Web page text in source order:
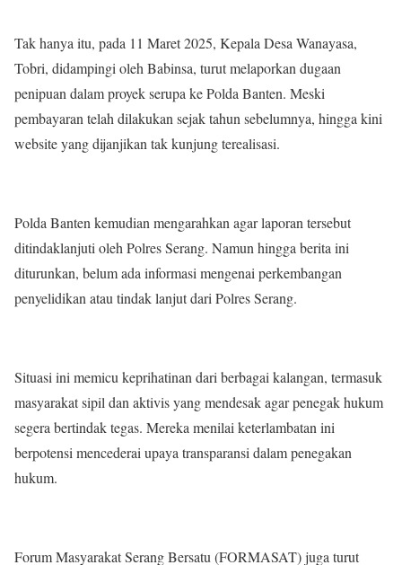
Tak hanya itu, pada 11 Maret 2025, Kepala Desa Wanayasa,
Tobri, didampingi oleh Babinsa, turut melaporkan dugaan
penipuan dalam proyek serupa ke Polda Banten. Meski
pembayaran telah dilakukan sejak tahun sebelumnya, hingga kini
website yang dijanjikan tak kunjung terealisasi.
Polda Banten kemudian mengarahkan agar laporan tersebut
ditindaklanjuti oleh Polres Serang. Namun hingga berita ini
diturunkan, belum ada informasi mengenai perkembangan
penyelidikan atau tindak lanjut dari Polres Serang.
Situasi ini memicu keprihatinan dari berbagai kalangan, termasuk
masyarakat sipil dan aktivis yang mendesak agar penegak hukum
segera bertindak tegas. Mereka menilai keterlambatan ini
berpotensi mencederai upaya transparansi dalam penegakan
hukum.
Forum Masyarakat Serang Bersatu (FORMASAT) juga turut